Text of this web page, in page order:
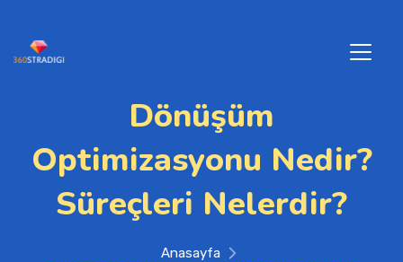
Dönüşüm
Optimizasyonu Nedir?
Süreçleri Nelerdir?
Anasayfa